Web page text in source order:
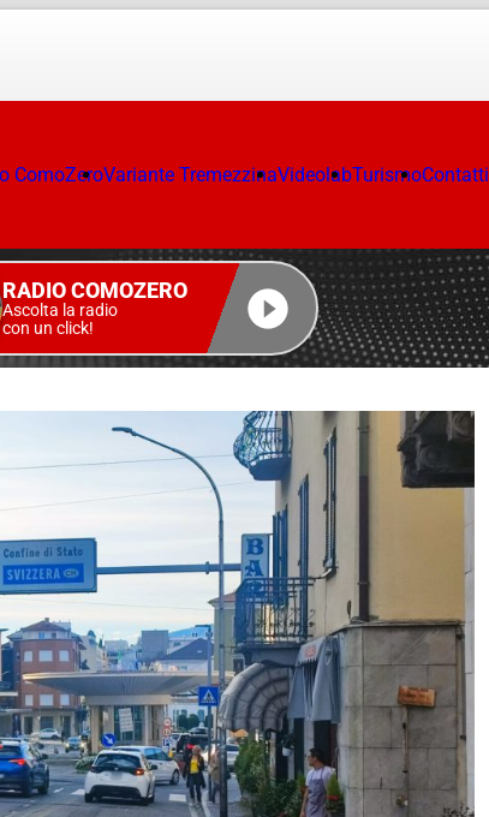
ComoZeroVariante TremezzinaVideolabTurismoContatti
RADIO COMOZERO
Ascolta la radio
con un click!